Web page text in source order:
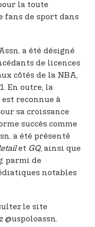
la toute
fans de sport dans
a été désigné
de licences
côtés de la NBA,
En outre, la
reconnue à
sa croissance
succès comme
a été présenté
et GQ, ainsi que
, parmi de
notables
le site
@uspoloassn.